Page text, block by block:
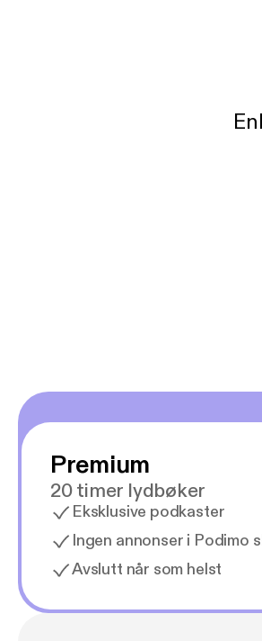
Premium
20 timer lydbøker
Eksklusive podkaster
Ingen annonser i Podimo
Avslutt når som helst